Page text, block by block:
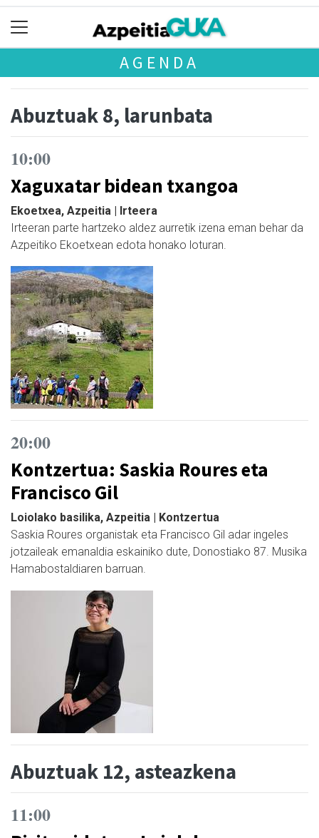
AGENDA
Abuztuak 8, larunbata
10:00
Xaguxatar bidean txangoa
Ekoetxea, Azpeitia | Irteera
Irteeran parte hartzeko aldez aurretik izena eman behar da
Azpeitiko Ekoetxean edota honako loturan.
20:00
Kontzertua: Saskia Roures eta
Francisco Gil
Loiolako basilika, Azpeitia | Kontzertua
Saskia Roures organistak eta Francisco Gil adar ingeles
jotzaileak emanaldia eskainiko dute, Donostiako 87. Musika
Hamabostaldiaren barruan.
Abuztuak 12, asteazkena
11:00